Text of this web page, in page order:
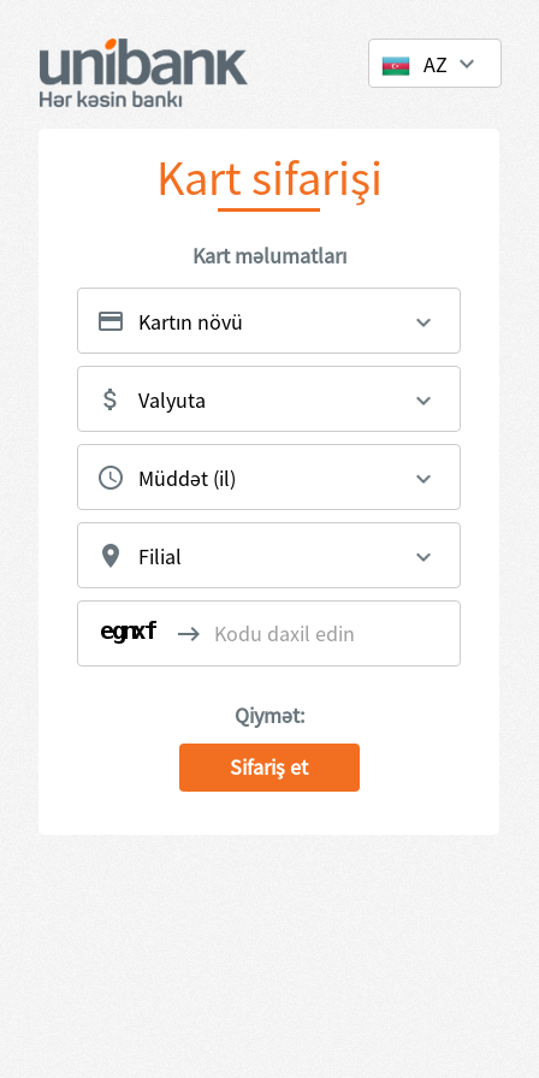
Kart sifarişi
Kart məlumatları
Qiymət: